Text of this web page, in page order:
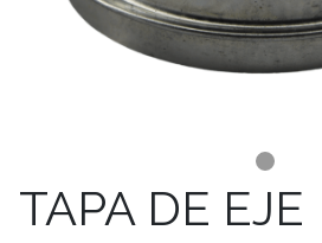
TAPA DE EJE